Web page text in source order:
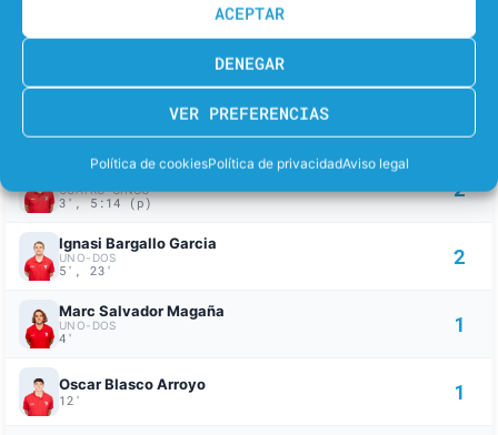
ACEPTAR
DENEGAR
VER PREFERENCIAS
Política de cookiesPolítica de privacidadAviso legal
GOLES DEL PARTIDO
TER
CUATRO-CINCO
3', 5:14 (p)
2
Ignasi Bargallo Garcia
UNO-DOS
5', 23'
2
Marc Salvador Magaña
UNO-DOS
4'
1
Oscar Blasco Arroyo
12' 1